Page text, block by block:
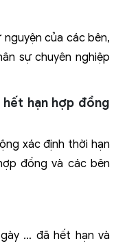
của các bên,
sự chuyên nghiệp
hạn hợp đồng
xác định thời hạn
đồng và các bên
… đã hết hạn và